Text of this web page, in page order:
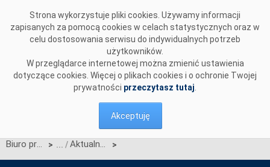
Strona wykorzystuje pliki cookies. Używamy informacji
zapisanych za pomocą cookies w celach statystycznych oraz w
celu dostosowania serwisu do indywidualnych potrzeb
użytkowników.
W przeglądarce internetowej można zmienić ustawienia
dotyczące cookies. Więcej o plikach cookies i o ochronie Twojej
prywatności przeczytasz tutaj
Akceptuję
Biuro prasowe > Aktualności >